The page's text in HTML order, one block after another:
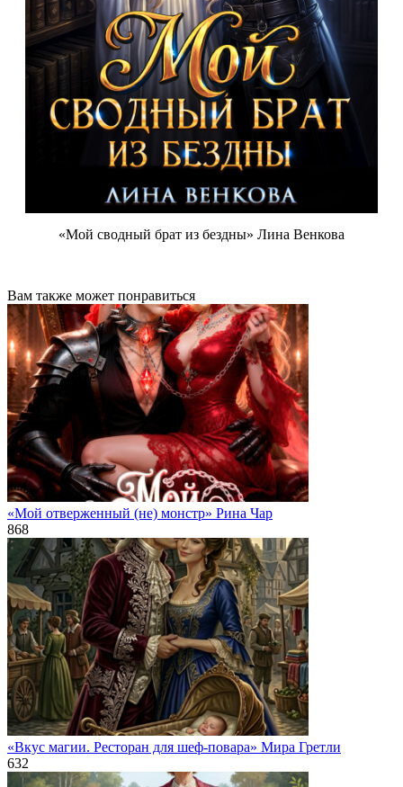
«Мой сводный брат из бездны» Лина Венкова
Вам также может понравиться
«Мой отверженный (не) монстр» Рина Чар
868
«Вкус магии. Ресторан для шеф-повара» Мира Гретли
632